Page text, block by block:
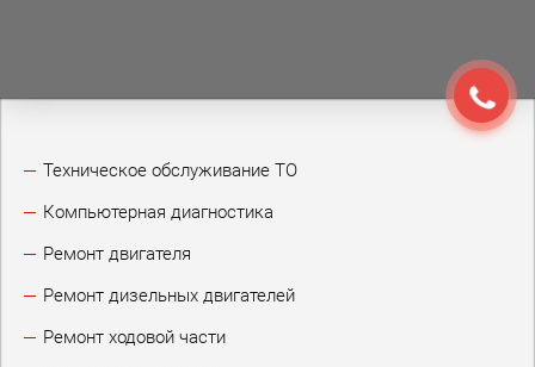
Техническое обслуживание ТО
Компьютерная диагностика
Ремонт двигателя
Ремонт дизельных двигателей
Ремонт ходовой части